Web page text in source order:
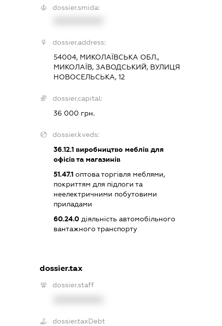
dossier.smida:
dossier.address:
54004, МИКОЛАЇВСЬКА ОБЛ.,
МИКОЛАЇВ, ЗАВОДСЬКИЙ, ВУЛИЦЯ
НОВОСЕЛЬСЬКА, 12
dossier.capital:
36 000 грн.
dossier.kveds:
36.12.1виробництво меблів для
офісів та магазинів
51.47.1оптова торгівля меблями,
покриттям для підлоги та
неелектричними побутовими
приладами
60.24.0діяльність автомобільного
вантажного транспорту
dossier.tax
dossier.staff
dossier.taxDebt